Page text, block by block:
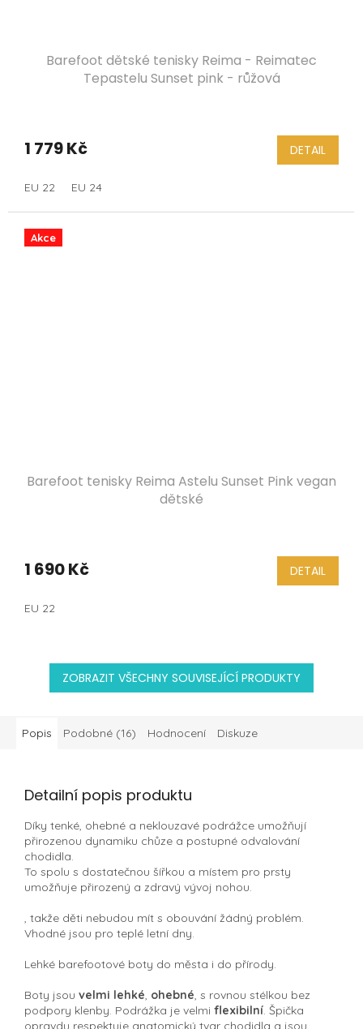
Barefoot dětské tenisky Reima - Reimatec
Tepastelu Sunset pink - růžová
1 779 Kč DETAIL
EU 22 EU 24
Akce
Barefoot tenisky Reima Astelu Sunset Pink vegan
dětské
1 690 Kč DETAIL
EU 22
ZOBRAZIT VŠECHNY SOUVISEJÍCÍ PRODUKTY
Popis Podobné (16) Hodnocení Diskuze
Detailní popis produktu
Díky tenké, ohebné a neklouzavé podrážce umožňují
přirozenou dynamiku chůze a postupné odvalování
chodidla.
To spolu s dostatečnou šířkou a místem pro prsty
umožňuje přirozený a zdravý vývoj nohou.
, takže děti nebudou mít s obouvání žádný problém.
Vhodné jsou pro teplé letní dny.
Lehké barefootové boty do města i do přírody.
Boty jsou velmi lehké, ohebné, s rovnou stélkou bez
podpory klenby. Podrážka je velmi flexibilní. Špička